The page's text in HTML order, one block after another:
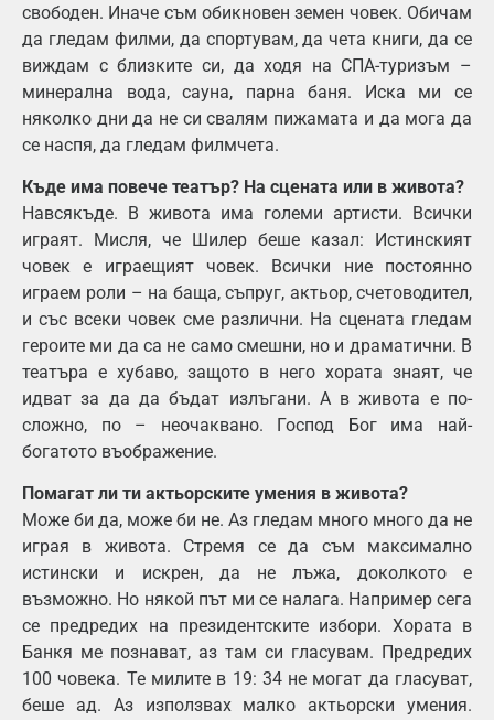
свободен. Иначе съм обикновен земен човек. Обичам
да гледам филми, да спортувам, да чета книги, да се
виждам с близките си, да ходя на СПА-туризъм –
минерална вода, сауна, парна баня. Иска ми се
няколко дни да не си свалям пижамата и да мога да
се наспя, да гледам филмчета.
Къде има повече театър? На сцената или в живота?
Навсякъде. В живота има големи артисти. Всички
играят. Мисля, че Шилер беше казал: Истинският
човек е играещият човек. Всички ние постоянно
играем роли – на баща, съпруг, актьор, счетоводител,
и със всеки човек сме различни. На сцената гледам
героите ми да са не само смешни, но и драматични. В
театъра е хубаво, защото в него хората знаят, че
идват за да да бъдат излъгани. А в живота е по-
сложно, по – неочаквано. Господ Бог има най-
богатото въображение.
Помагат ли ти актьорските умения в живота?
Може би да, може би не. Аз гледам много много да не
играя в живота. Стремя се да съм максимално
истински и искрен, да не лъжа, доколкото е
възможно. Но някой път ми се налага. Например сега
се предредих на президентските избори. Хората в
Банкя ме познават, аз там си гласувам. Предредих
100 човека. Те милите в 19: 34 не могат да гласуват,
беше ад. Аз използвах малко актьорски умения.